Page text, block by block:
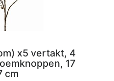
x5 vertakt, 4
17
cm